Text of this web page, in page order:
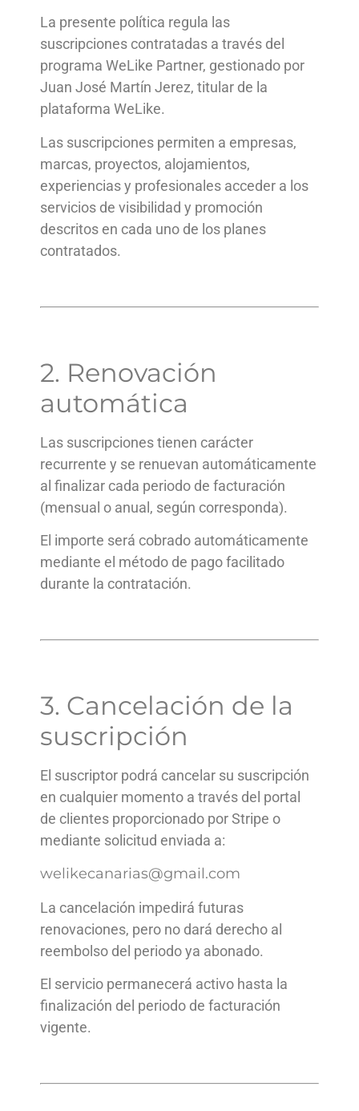
La presente política regula las
suscripciones contratadas a través del
programa WeLike Partner, gestionado por
Juan José Martín Jerez, titular de la
plataforma WeLike.
Las suscripciones permiten a empresas,
marcas, proyectos, alojamientos,
experiencias y profesionales acceder a los
servicios de visibilidad y promoción
descritos en cada uno de los planes
contratados.
2. Renovación
automática
Las suscripciones tienen carácter
recurrente y se renuevan automáticamente
al finalizar cada periodo de facturación
(mensual o anual, según corresponda).
El importe será cobrado automáticamente
mediante el método de pago facilitado
durante la contratación.
3. Cancelación de la
suscripción
El suscriptor podrá cancelar su suscripción
en cualquier momento a través del portal
de clientes proporcionado por Stripe o
mediante solicitud enviada a:
welikecanarias@gmail.com
La cancelación impedirá futuras
renovaciones, pero no dará derecho al
reembolso del periodo ya abonado.
El servicio permanecerá activo hasta la
finalización del periodo de facturación
vigente.